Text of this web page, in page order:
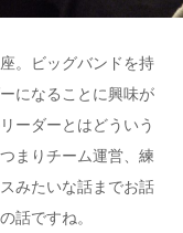
。ビッグバンドを持
になることに興味が
ーダーとはどういう
まりチーム運営、練
みたいな話までお話
話ですね。